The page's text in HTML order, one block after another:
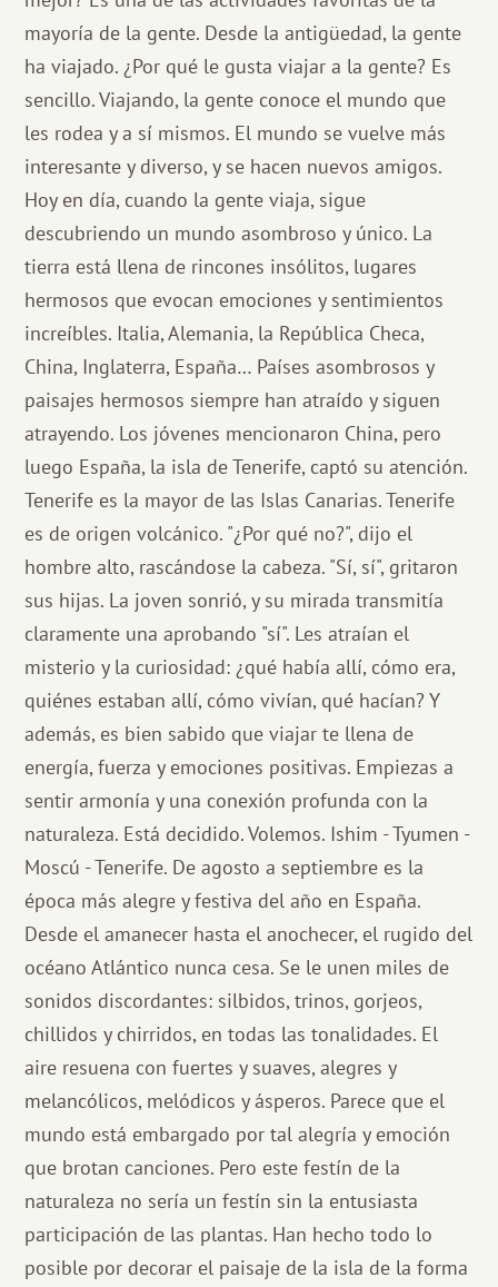
mayoría de la gente. Desde la antigüedad, la gente
ha viajado. ¿Por qué le gusta viajar a la gente? Es
sencillo. Viajando, la gente conoce el mundo que
les rodea y a sí mismos. El mundo se vuelve más
interesante y diverso, y se hacen nuevos amigos.
Hoy en día, cuando la gente viaja, sigue
descubriendo un mundo asombroso y único. La
tierra está llena de rincones insólitos, lugares
hermosos que evocan emociones y sentimientos
increíbles. Italia, Alemania, la República Checa,
China, Inglaterra, España… Países asombrosos y
paisajes hermosos siempre han atraído y siguen
atrayendo. Los jóvenes mencionaron China, pero
luego España, la isla de Tenerife, captó su atención.
Tenerife es la mayor de las Islas Canarias. Tenerife
es de origen volcánico. "¿Por qué no?", dijo el
hombre alto, rascándose la cabeza. "Sí, sí", gritaron
sus hijas. La joven sonrió, y su mirada transmitía
claramente una aprobando "sí". Les atraían el
misterio y la curiosidad: ¿qué había allí, cómo era,
quiénes estaban allí, cómo vivían, qué hacían? Y
además, es bien sabido que viajar te llena de
energía, fuerza y ​​emociones positivas. Empiezas a
sentir armonía y una conexión profunda con la
naturaleza. Está decidido. Volemos. Ishim - Tyumen -
Moscú - Tenerife. De agosto a septiembre es la
época más alegre y festiva del año en España.
Desde el amanecer hasta el anochecer, el rugido del
océano Atlántico nunca cesa. Se le unen miles de
sonidos discordantes: silbidos, trinos, gorjeos,
chillidos y chirridos, en todas las tonalidades. El
aire resuena con fuertes y suaves, alegres y
melancólicos, melódicos y ásperos. Parece que el
mundo está embargado por tal alegría y emoción
que brotan canciones. Pero este festín de la
naturaleza no sería un festín sin la entusiasta
participación de las plantas. Han hecho todo lo
posible por decorar el paisaje de la isla de la forma